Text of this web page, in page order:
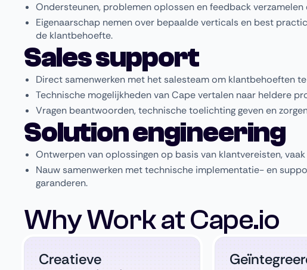
Ondersteunen, problemen oplossen en feedback
Eigenaarschap nemen over bepaalde verticals en best
de klantbehoefte.
Sales support
Direct samenwerken met het salesteam om klantbehoeften
Technische mogelijkheden van Cape vertalen naar heldere
Vragen beantwoorden, technische toelichting geven en
Solution engineering
Ontwerpen van oplossingen op basis van klantvereisten,
Nauw samenwerken met technische implementatie- en
garanderen.
Why Work at Cape.io
Creatieve